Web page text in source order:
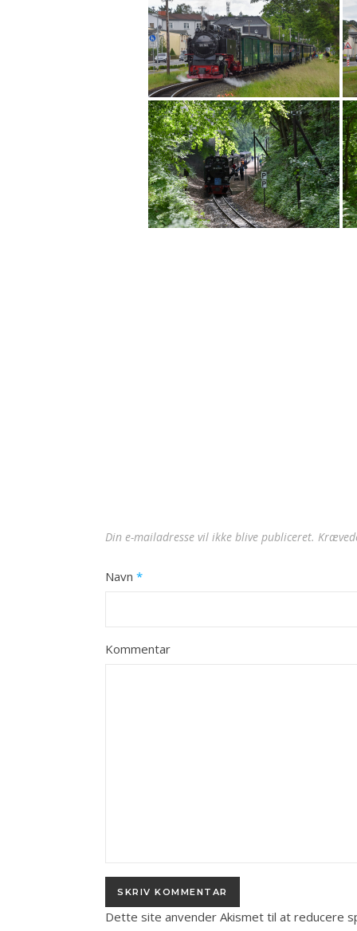
Din e-mailadresse vil ikke blive publiceret.
Navn *
Kommentar
Dette site anvender Akismet til at reducere